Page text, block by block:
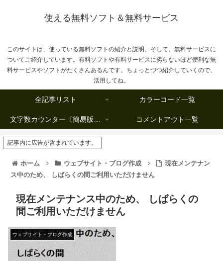
使える無料ソフト＆無料サービス
このサイトは、使っている無料ソフトの紹介と説明。そして、無料サービスに
ついてご紹介しています。有料ソフトや有料サービスに劣らないほど便利な無
料サービスやソフトがたくさんあるんです。ちょっとづつ紹介していくので、
活用してね。
全記事リスト カラーコード一覧
文字数カウンター〔簡易版複数行タイプ〕 コメントアウト一覧
記事内に広告が含まれています。
ホーム ウェブサイト・ブログ作成
現在メンテナン
ス中のため、 しばらくの間ご利用いただけません
現在メンテナンス中のため、 しばらくの
間ご利用いただけません
ウェブサイト・ブログ作成